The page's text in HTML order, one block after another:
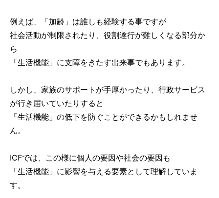
例えば、「加齢」は誰しも経験する事ですが
社会活動が制限されたり、役割遂行が難しくなる部分か
ら
「生活機能」に支障をきたす出来事でもあります。
しかし、家族のサポートが手厚かったり、行政サービス
が行き届いていたりすると
「生活機能」の低下を防ぐことができるかもしれませ
ん。
ICFでは、この様に個人の要因や社会の要因も
「生活機能」に影響を与える要素として理解していま
す。